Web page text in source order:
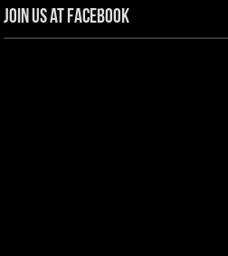
Join us at Facebook